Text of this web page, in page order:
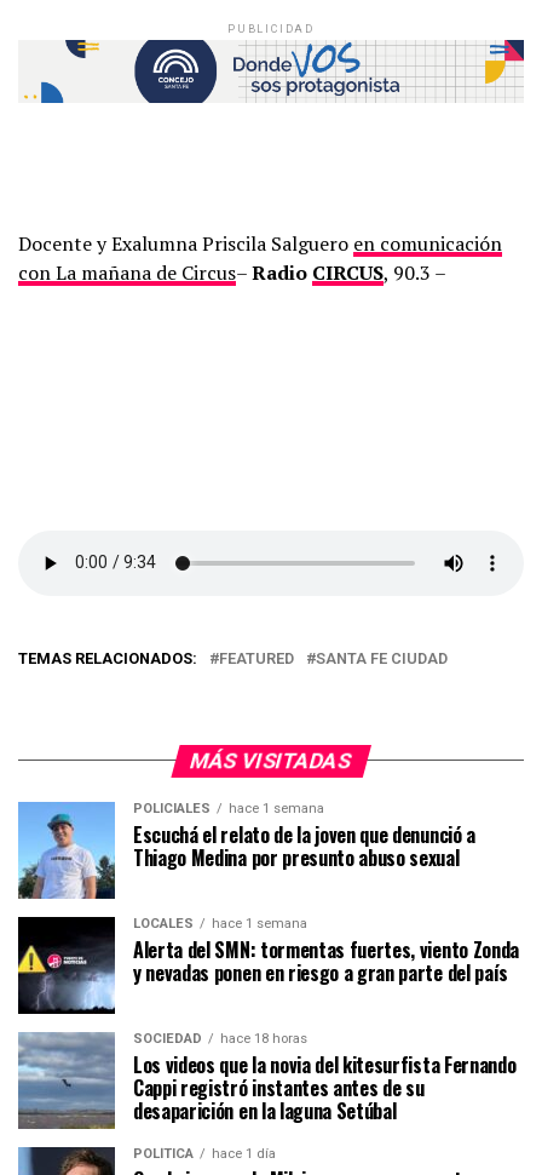
PUBLICIDAD
Docente y Exalumna Priscila Salguero en comunicación
con La mañana de Circus–Radio CIRCUS, 90.3 –
TEMAS RELACIONADOS: FEATURED SANTA FE CIUDAD
MÁS VISITADAS
POLICIALES hace 1 semana
Escuchá el relato de la joven que denunció a
Thiago Medina por presunto abuso sexual
LOCALES hace 1 semana
Alerta del SMN: tormentas fuertes, viento Zonda
y nevadas ponen en riesgo a gran parte del país
SOCIEDAD hace 18 horas
Los videos que la novia del kitesurfista Fernando
Cappi registró instantes antes de su
desaparición en la laguna Setúbal
POLÍTICA hace 1 día